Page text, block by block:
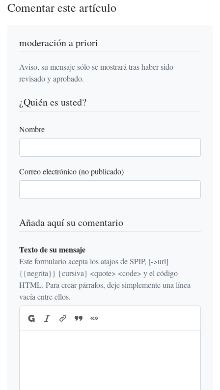
Comentar este artículo
moderación a priori
Aviso, su mensaje sólo se mostrará tras haber sido
revisado y aprobado.
¿Quién es usted?
Nombre
Correo electrónico (no publicado)
Añada aquí su comentario
Texto de su mensaje
Este formulario acepta los atajos de SPIP, [->url]
{{negrita}} {cursiva} <quote> <code> y el código
HTML. Para crear párrafos, deje simplemente una línea
vacía entre ellos.